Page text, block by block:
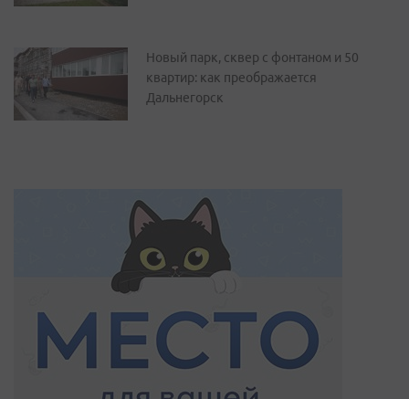
Новый парк, сквер с фонтаном и 50
квартир: как преображается
Дальнегорск